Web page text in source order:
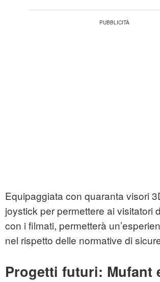
Equipaggiata con quaranta visori
joystick per permettere ai visitatori
con i filmati, permetterà
nel rispetto delle normative di
Progetti futuri: Mufant